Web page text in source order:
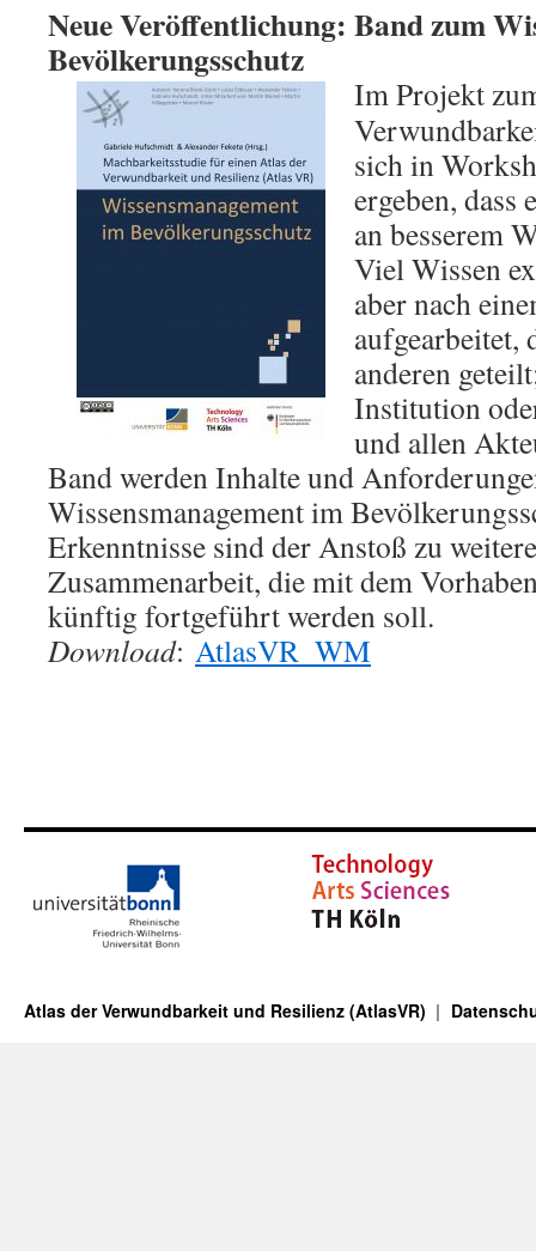
Neue Veröffentlichung: Band zum
Bevölkerungsschutz
Im Projekt
sich in
ergeben, dass
an besserem
Viel Wissen
aber nach
anderen
Institution
und allen
Band werden Inhalte und
Wissensmanagement im
Erkenntnisse sind der Anstoß zu
Zusammenarbeit, die mit dem
künftig fortgeführt werden soll.
Download: AtlasVR_WM
Atlas der Verwundbarkeit und Resilienz (AtlasVR)